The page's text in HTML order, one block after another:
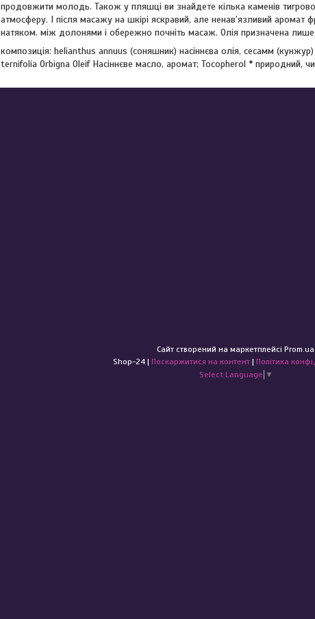
продовжити молодь. Також у пляшці ви знайдете кілька каменів
атмосферу. І після масажу на шкірі яскравий, але ненав'язливий аромат
натяком. між долонями і обережно почніть масаж. Олія призначена
композиція: helianthus annuus (соняшник) насіннєва олія, сесамм (кунжур)
ternifolia Orbigna Oleif Насіннєве масло, аромат; Tocopherol * природний,
Сайт створений на маркетплейсі Prom.ua
Shop-24 | Поскаржитися на контент | Політика
Select Language ▼